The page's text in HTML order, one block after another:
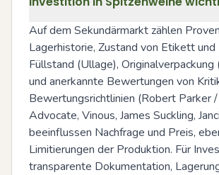
Auf dem Sekundärmarkt zählen
Lagerhistorie, Zustand von Etikett und
Füllstand (Ullage),
und anerkannte Bewertungen von
Bewertungsrichtlinien (Robert Parker
Advocate, Vinous, James Suckling,
beeinflussen Nachfrage und Preis,
Limitierungen der Produktion. Für
transparente Dokumentation,